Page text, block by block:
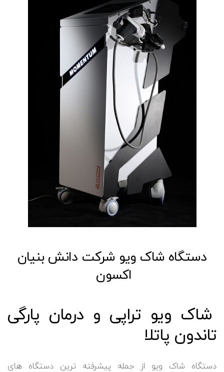
دستگاه شاک ویو شرکت دانش بنیان
اکسون
شاک ویو تراپی و درمان پارگی
تاندون پاتلا
دستگاه شاک ویو از جمله پیشرفته ترین دستگاه های